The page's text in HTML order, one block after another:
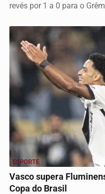
revés por 1 a 0 para o
ESPORTE
Vasco supera
Copa do Brasil